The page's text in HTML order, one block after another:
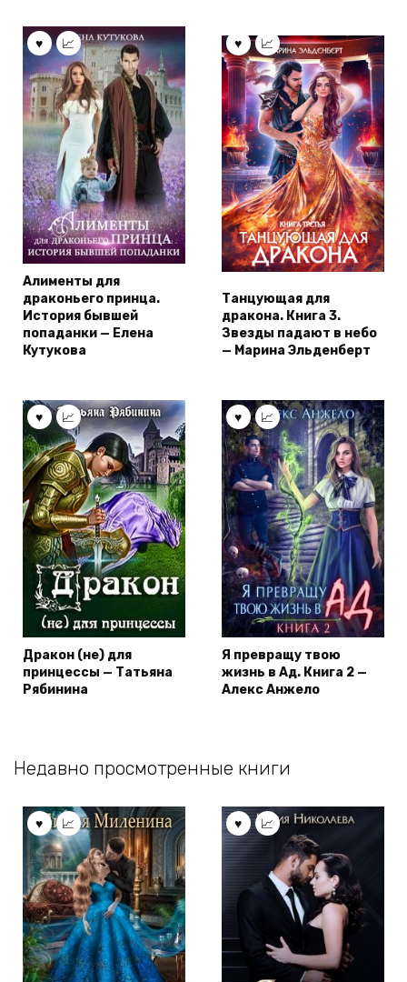
Алименты для
драконьего принца.
История бывшей
попаданки — Елена
Кутукова
Танцующая для
дракона. Книга 3.
Звезды падают в небо
— Марина Эльденберт
Дракон (не) для
принцессы — Татьяна
Рябинина
Я превращу твою
жизнь в Ад. Книга 2 —
Алекс Анжело
Недавно просмотренные книги